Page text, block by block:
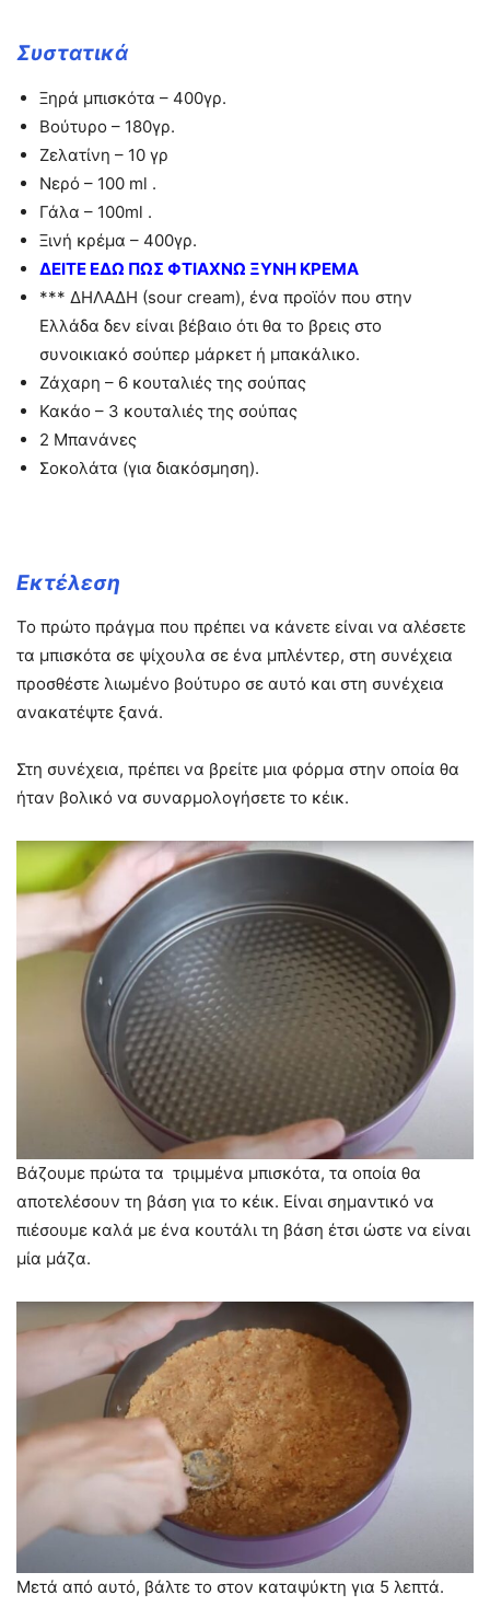
Συστατικά
Ξηρά μπισκότα – 400γρ.
Βούτυρο – 180γρ.
Ζελατίνη – 10 γρ
Νερό – 100 ml .
Γάλα – 100ml .
Ξινή κρέμα – 400γρ.
ΔΕΙΤΕ ΕΔΩ ΠΩΣ ΦΤΙΑΧΝΩ ΞΥΝΗ ΚΡΕΜΑ
*** ΔΗΛΑΔΗ (sour cream), ένα προϊόν που στην
Ελλάδα δεν είναι βέβαιο ότι θα το βρεις στο
συνοικιακό σούπερ μάρκετ ή μπακάλικο.
Ζάχαρη – 6 κουταλιές της σούπας
Κακάο – 3 κουταλιές της σούπας
2 Μπανάνες
Σοκολάτα (για διακόσμηση).
Εκτέλεση
Το πρώτο πράγμα που πρέπει να κάνετε είναι να αλέσετε
τα μπισκότα σε ψίχουλα σε ένα μπλέντερ, στη συνέχεια
προσθέστε λιωμένο βούτυρο σε αυτό και στη συνέχεια
ανακατέψτε ξανά.
Στη συνέχεια, πρέπει να βρείτε μια φόρμα στην οποία θα
ήταν βολικό να συναρμολογήσετε το κέικ.
Βάζουμε πρώτα τα τριμμένα μπισκότα, τα οποία θα
αποτελέσουν τη βάση για το κέικ. Είναι σημαντικό να
πιέσουμε καλά με ένα κουτάλι τη βάση έτσι ώστε να είναι
μία μάζα.
Μετά από αυτό, βάλτε το στον καταψύκτη για 5 λεπτά.